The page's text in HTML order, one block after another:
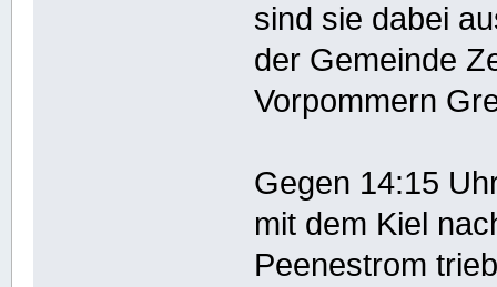
sind sie dabei
der Gemeinde
Vorpommern
Gegen 14:15
mit dem Kiel
Peenestrom